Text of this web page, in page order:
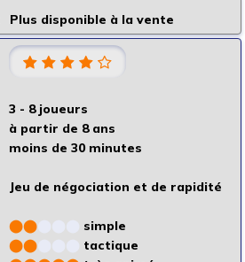
Plus disponible à la vente
3 - 8 joueurs
à partir de 8 ans
moins de 30 minutes
Jeu de négociation et de rapidité
⬤⬤
simple
⬤⬤
tactique